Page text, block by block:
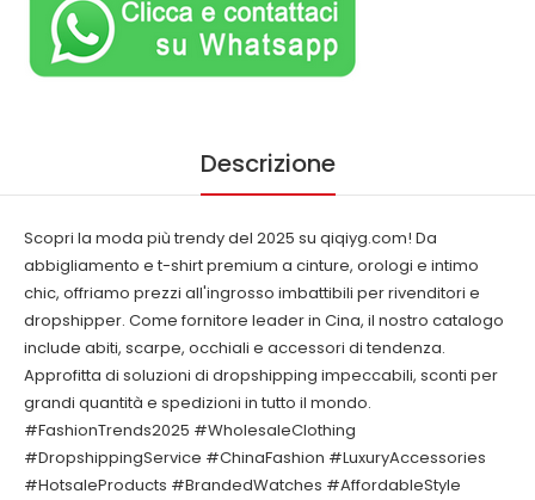
Descrizione
Scopri la moda più trendy del 2025 su qiqiyg.com! Da
abbigliamento e t-shirt premium a cinture, orologi e intimo
chic, offriamo prezzi all'ingrosso imbattibili per rivenditori e
dropshipper. Come fornitore leader in Cina, il nostro catalogo
include abiti, scarpe, occhiali e accessori di tendenza.
Approfitta di soluzioni di dropshipping impeccabili, sconti per
grandi quantità e spedizioni in tutto il mondo.
#FashionTrends2025 #WholesaleClothing
#DropshippingService #ChinaFashion #LuxuryAccessories
#HotsaleProducts #BrandedWatches #AffordableStyle